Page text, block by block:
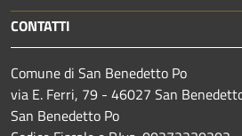
CONTATTI
Comune di San Benedetto Po
via E. Ferri, 79 - 46027 San
San Benedetto Po